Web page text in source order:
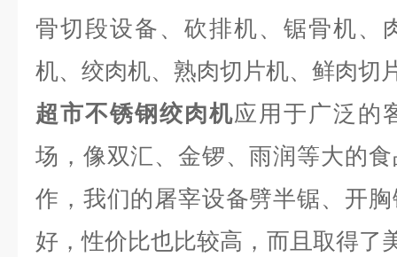
骨切段设备、砍排机、锯骨机、
机、绞肉机、熟肉切片机、鲜肉切
超市不锈钢绞肉机应用于广泛的
场，像双汇、金锣、雨润等大的
作，我们的屠宰设备劈半锯、开
好，性价比也比较高，而且取得了